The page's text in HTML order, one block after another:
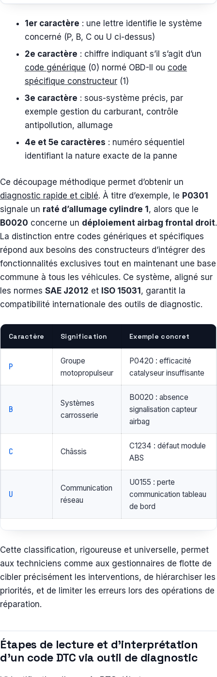
1er caractère : une lettre identifie le système
concerné (P, B, C ou U ci-dessus)
2e caractère : chiffre indiquant s’il s’agit d’un
code générique (0) normé OBD-II ou code
spécifique constructeur (1)
3e caractère : sous-système précis, par
exemple gestion du carburant, contrôle
antipollution, allumage
4e et 5e caractères : numéro séquentiel
identifiant la nature exacte de la panne
Ce découpage méthodique permet d’obtenir un
diagnostic rapide et ciblé. À titre d’exemple, le P0301
signale un raté d’allumage cylindre 1, alors que le
B0020 concerne un déploiement airbag frontal droit.
La distinction entre codes génériques et spécifiques
répond aux besoins des constructeurs d’intégrer des
fonctionnalités exclusives tout en maintenant une base
commune à tous les véhicules. Ce système, aligné sur
les normes SAE J2012 et ISO 15031, garantit la
compatibilité internationale des outils de diagnostic.
Caractère Signification Exemple concret
P
Groupe
motopropulseur
P0420 : efficacité
catalyseur insuffisante
B
Systèmes
carrosserie
B0020 : absence
signalisation capteur
airbag
C Châssis
C1234 : défaut module
ABS
U
Communication
réseau
U0155 : perte
communication tableau
de bord
Cette classification, rigoureuse et universelle, permet
aux techniciens comme aux gestionnaires de flotte de
cibler précisément les interventions, de hiérarchiser les
priorités, et de limiter les erreurs lors des opérations de
réparation.
Étapes de lecture et d’interprétation
d’un code DTC via outil de diagnostic